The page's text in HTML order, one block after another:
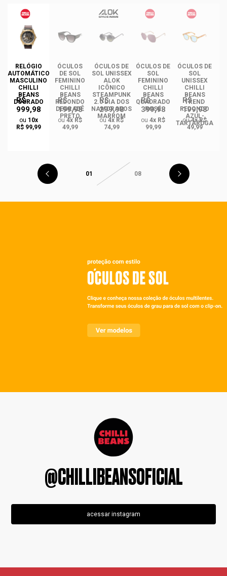
RELÓGIO
AUTOMÁTICO
MASCULINO
CHILLI
BEANS
DOURADO
R$
999,98
ou 10x
R$ 99,99
ÓCULOS
DE SOL
FEMININO
CHILLI
BEANS
REDONDO
DEGRADÊ
PRETO
R$
199,98
ou4x R$
49,99
ÓCULOS DE
SOL UNISSEX
ALOK
ICÔNICO
STEAMPUNK
2.0 DIA DOS
NAMORADOS
MARROM
R$
299,98
ou4x R$
74,99
ÓCULOS DE
SOL
FEMININO
CHILLI
BEANS
QUADRADO
ROSÉ
R$
399,98
ou 4x R$
99,99
ÓCULOS DE
SOL
UNISSEX
CHILLI
BEANS
TREND
REDONDO
AZUL-
TARTARUGA
R$
199,98
ou4x R$
49,99
01 08
@CHILLIBEANSOFICIAL
acessar instagram